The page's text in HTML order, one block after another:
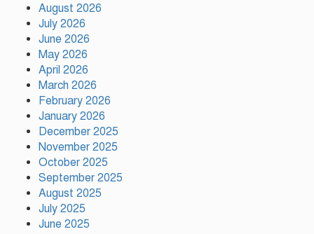
জমিয়ত
August 2026
July 2026
June 2026
May 2026
April 2026
March 2026
February 2026
January 2026
December 2025
November 2025
October 2025
September 2025
August 2025
July 2025
June 2025